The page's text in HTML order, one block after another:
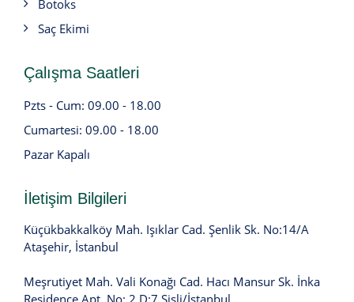
Botoks
Saç Ekimi
Çalışma Saatleri
Pzts - Cum: 09.00 - 18.00
Cumartesi: 09.00 - 18.00
Pazar Kapalı
İletişim Bilgileri
Küçükbakkalköy Mah. Işıklar Cad. Şenlik Sk. No:14/A
Ataşehir, İstanbul
Meşrutiyet Mah. Vali Konağı Cad. Hacı Mansur Sk. İnka